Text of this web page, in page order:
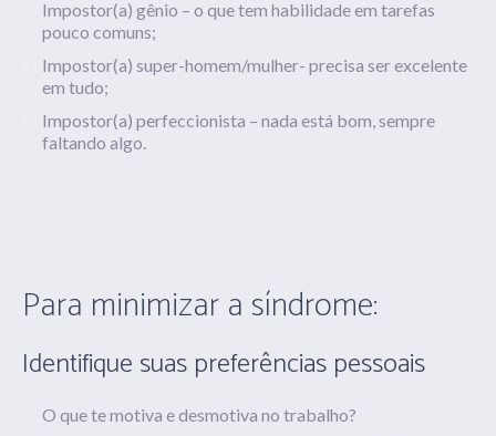
Impostor(a) gênio – o que tem habilidade em tarefas
pouco comuns;
Impostor(a) super-homem/mulher- precisa ser excelente
em tudo;
Impostor(a) perfeccionista – nada está bom, sempre
faltando algo.
Para minimizar a síndrome:
Identifique suas preferências pessoais
O que te motiva e desmotiva no trabalho?